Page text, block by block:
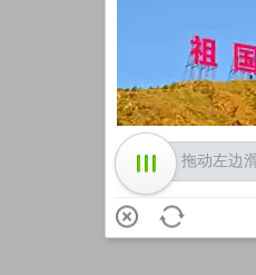
拖动左边